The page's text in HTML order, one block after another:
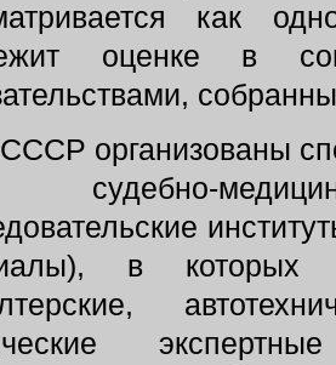
как
оценке в
организованы
судебно-
в которых